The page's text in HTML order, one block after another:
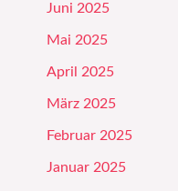
Juni 2025
Mai 2025
April 2025
März 2025
Februar 2025
Januar 2025